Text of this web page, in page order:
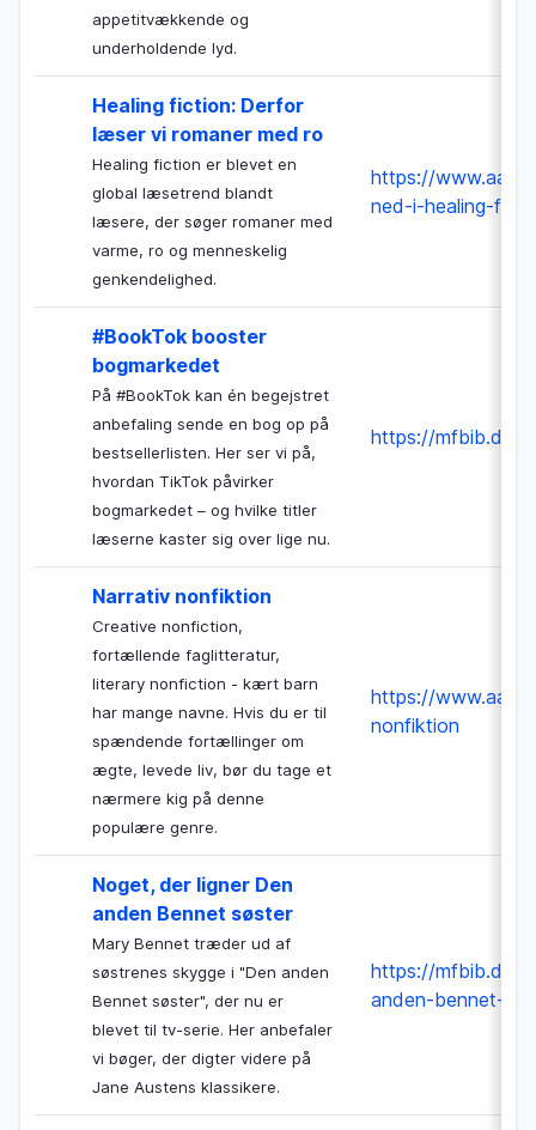
appetitvækkende og
underholdende lyd.
Healing fiction: Derfor
læser vi romaner med ro
Healing fiction er blevet en
global læsetrend blandt
læsere, der søger romaner med
varme, ro og menneskelig
genkendelighed.
https://
ned-i-healing-
#BookTok booster
bogmarkedet
På #BookTok kan én begejstret
anbefaling sende en bog op på
bestsellerlisten. Her ser vi på,
hvordan TikTok påvirker
bogmarkedet – og hvilke titler
læserne kaster sig over lige nu.
https://mfbib.dk/
Narrativ nonfiktion
Creative nonfiction,
fortællende faglitteratur,
literary nonfiction - kært barn
har mange navne. Hvis du er til
spændende fortællinger om
ægte, levede liv, bør du tage et
nærmere kig på denne
populære genre.
https://
nonfiktion
Noget, der ligner Den
anden Bennet søster
Mary Bennet træder ud af
søstrenes skygge i "Den anden
Bennet søster", der nu er
blevet til tv-serie. Her anbefaler
vi bøger, der digter videre på
Jane Austens klassikere.
https://mfbib.dk/
anden-bennet-